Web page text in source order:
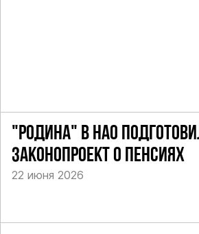
"РОДИНА" В НАО
ЗАКОНОПРОЕКТ О ПЕНСИЯХ
22 июня 2026